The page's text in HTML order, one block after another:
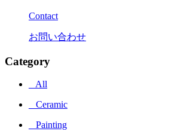
Contact
お問い合わせ
Category
_ All
_ Ceramic
_ Painting